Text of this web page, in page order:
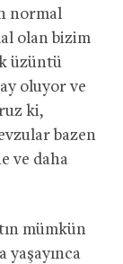
normal
olan bizim
üzüntü
oluyor ve
ki,
bazen
ve daha
mümkün
yaşayınca